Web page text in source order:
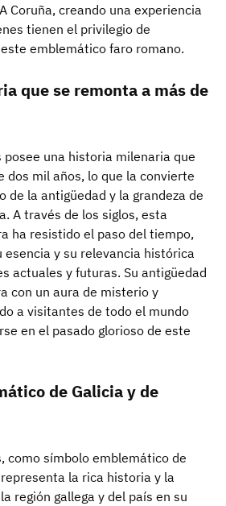
Coruña, creando una experiencia
tienen el privilegio de
emblemático faro romano.
que se remonta a más de
posee una historia milenaria que
dos mil años, lo que la convierte
de la antigüedad y la grandeza de
A través de los siglos, esta
ha resistido el paso del tiempo,
esencia y su relevancia histórica
actuales y futuras. Su antigüedad
con un aura de misterio y
a visitantes de todo el mundo
en el pasado glorioso de este
de Galicia y de
como símbolo emblemático de
la rica historia y la
región gallega y del país en su